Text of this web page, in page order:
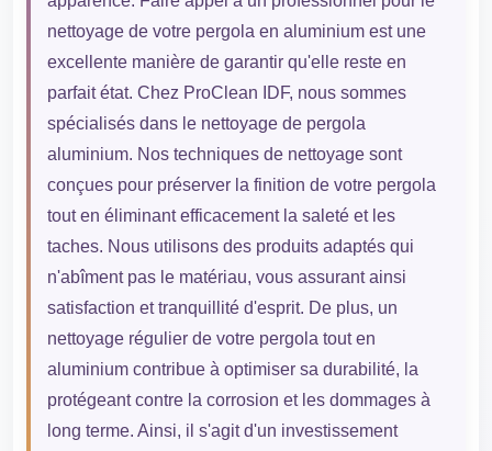
nettoyage de votre pergola en aluminium est une
excellente manière de garantir qu'elle reste en
parfait état. Chez ProClean IDF, nous sommes
spécialisés dans le nettoyage de pergola
aluminium. Nos techniques de nettoyage sont
conçues pour préserver la finition de votre pergola
tout en éliminant efficacement la saleté et les
taches. Nous utilisons des produits adaptés qui
n'abîment pas le matériau, vous assurant ainsi
satisfaction et tranquillité d'esprit. De plus, un
nettoyage régulier de votre pergola tout en
aluminium contribue à optimiser sa durabilité, la
protégeant contre la corrosion et les dommages à
long terme. Ainsi, il s'agit d'un investissement